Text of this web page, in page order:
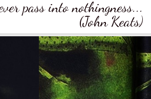
pass into nothingness...
(John Keats)